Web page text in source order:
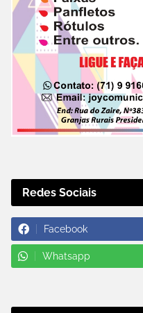
Redes Sociais
Facebook
Whatsapp